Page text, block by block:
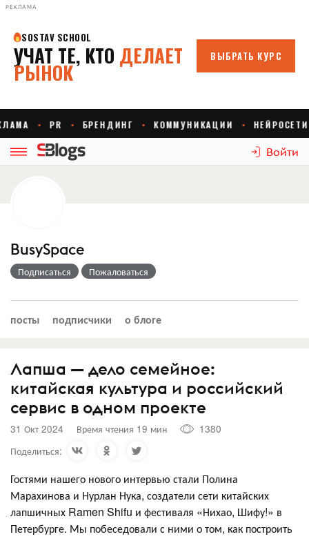
РЕКЛАМА
Войти
BusySpace
Подписаться Пожаловаться
посты подписчики о блоге
Лапша — дело семейное:
китайская культура и российский
сервис в одном проекте
31 Окт 2024 Время чтения 19 мин
1380
Поделиться:
Гостями нашего нового интервью стали Полина
Марахинова и Нурлан Нука, создатели сети китайских
лапшичных Ramen Shifu и фестиваля «Нихао, Шифу!» в
Петербурге. Мы побеседовали с ними о том, как построить